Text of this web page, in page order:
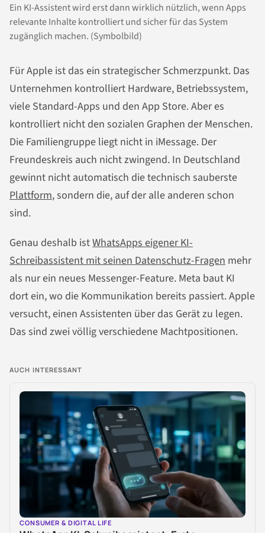
Ein KI-Assistent wird erst dann wirklich nützlich, wenn Apps
relevante Inhalte kontrolliert und sicher für das System
zugänglich machen. (Symbolbild)
Für Apple ist das ein strategischer Schmerzpunkt. Das
Unternehmen kontrolliert Hardware, Betriebssystem,
viele Standard-Apps und den App Store. Aber es
kontrolliert nicht den sozialen Graphen der Menschen.
Die Familiengruppe liegt nicht in iMessage. Der
Freundeskreis auch nicht zwingend. In Deutschland
gewinnt nicht automatisch die technisch sauberste
Plattform, sondern die, auf der alle anderen schon
sind.
Genau deshalb istWhatsApps eigener KI-
Schreibassistent mit seinen Datenschutz-Fragen mehr
als nur ein neues Messenger-Feature. Meta baut KI
dort ein, wo die Kommunikation bereits passiert. Apple
versucht, einen Assistenten über das Gerät zu legen.
Das sind zwei völlig verschiedene Machtpositionen.
AUCH INTERESSANT
CONSUMER & DIGITAL LIFE